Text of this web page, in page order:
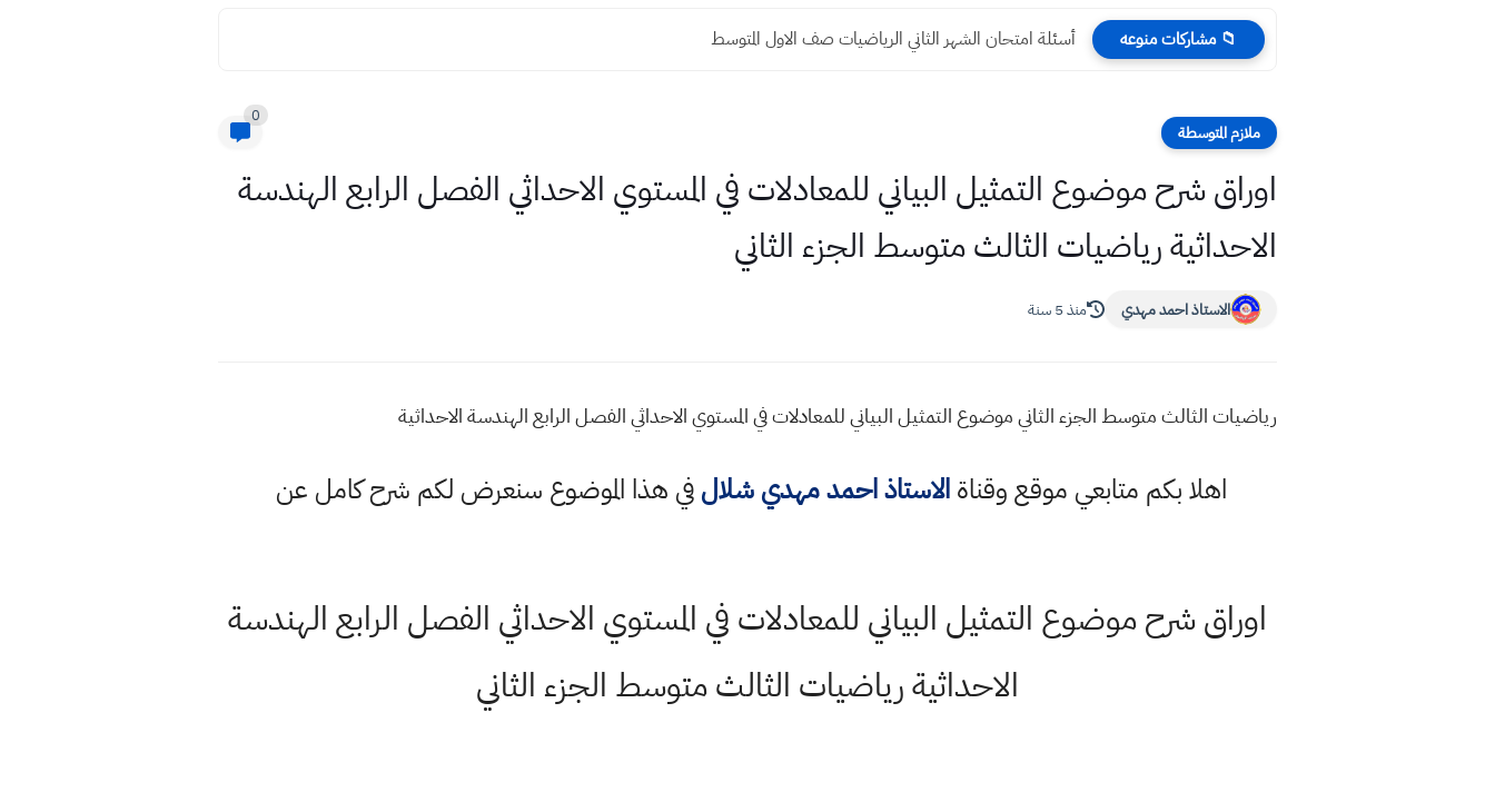
📁 مشاركات منوعه أسئلة امتحان الشهر الثاني الرياضيات صف الاول المتوسط
ملازم المتوسطة
0
اوراق شرح موضوع التمثيل البياني للمعادلات في المستوي الاحداثي الفصل الرابع الهندسة
الاحداثية رياضيات الثالث متوسط الجزء الثاني
الاستاذ احمد مهدي منذ 5 سنة
رياضيات الثالث متوسط الجزء الثاني موضوع التمثيل البياني للمعادلات في المستوي الاحداثي الفصل الرابع الهندسة الاحداثية
اهلا بكم متابعي موقع وقناةالاستاذ احمد مهدي شلالفي هذا الموضوع سنعرض لكم شرح كامل عن
اوراق شرح موضوع التمثيل البياني للمعادلات في المستوي الاحداثي الفصل الرابع الهندسة
الاحداثية رياضيات الثالث متوسط الجزء الثاني